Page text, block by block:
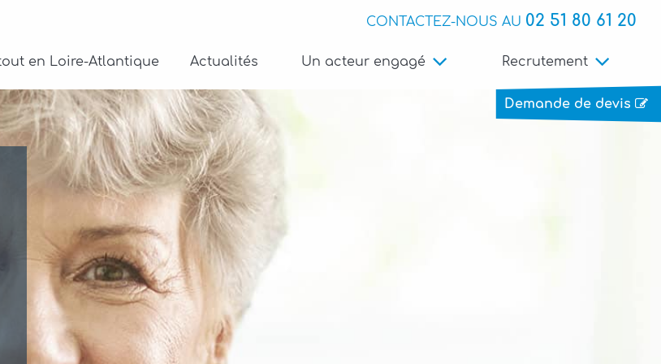
CONTACTEZ-NOUS AU 02 51 80 61 20
en Loire-Atlantique Actualités Un acteur engagé Recrutement
Demande de devis